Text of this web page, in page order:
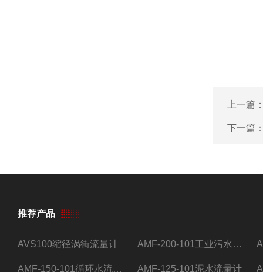
上一篇
下一篇
推荐产品
AVS100缩径涡街流量计 AMF-200-101工业污水流量计
AMF-150-101循环水流量计,电磁流量计 AMF-125-101泥水流量计